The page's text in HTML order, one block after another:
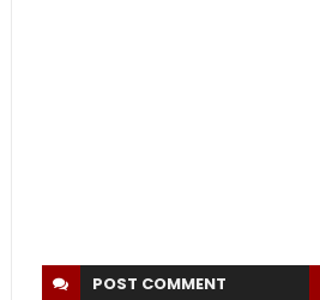
POST COMMENT